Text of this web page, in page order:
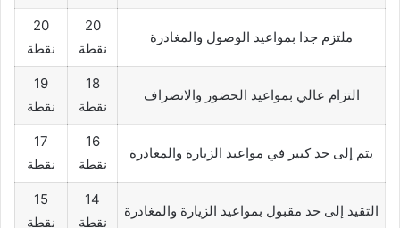
ملتزم جدا بمواعيد الوصول والمغادرة
20
نقطة
20
نقطة
التزام عالي بمواعيد الحضور والانصراف
18
نقطة
19
نقطة
يتم إلى حد كبير في مواعيد الزيارة والمغادرة
16
نقطة
17
نقطة
التقيد إلى حد مقبول بمواعيد الزيارة والمغادرة
14
نقطة
15
نقطة